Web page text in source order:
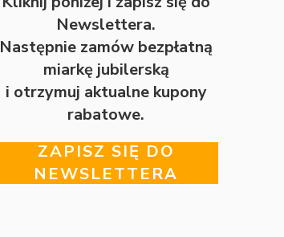
Newslettera.
Następnie zamów bezpłatną
miarkę jubilerską
i otrzymuj aktualne kupony
rabatowe.
ZAPISZ SIĘ DO
NEWSLETTERA